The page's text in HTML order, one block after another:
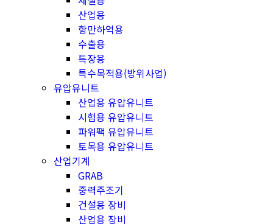
산업용
항만하역용
수출용
특장용
특수목적용(방위사업)
유압유니트
산업용 유압유니트
시험용 유압유니트
파워팩 유압유니트
토목용 유압유니트
산업기계
GRAB
중력주조기
건설용 장비
산업용 장비